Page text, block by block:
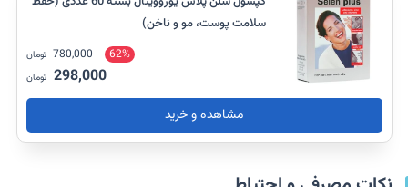
سلامت پوست، مو و ناخن)
62%
780,000 تومان
298,000 تومان
مشاهده و خرید